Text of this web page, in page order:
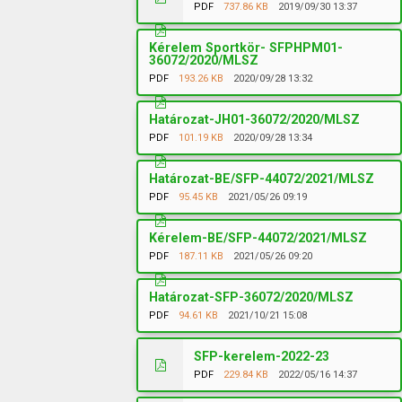
PDF 737.86 KB 2019/09/30 13:37
Kérelem Sportkör- SFPHPM01-
36072/2020/MLSZ
PDF 193.26 KB 2020/09/28 13:32
Határozat-JH01-36072/2020/MLSZ
PDF 101.19 KB 2020/09/28 13:34
Határozat-BE/SFP-44072/2021/MLSZ
PDF 95.45 KB 2021/05/26 09:19
Kérelem-BE/SFP-44072/2021/MLSZ
PDF 187.11 KB 2021/05/26 09:20
Határozat-SFP-36072/2020/MLSZ
PDF 94.61 KB 2021/10/21 15:08
SFP-kerelem-2022-23
PDF 229.84 KB 2022/05/16 14:37